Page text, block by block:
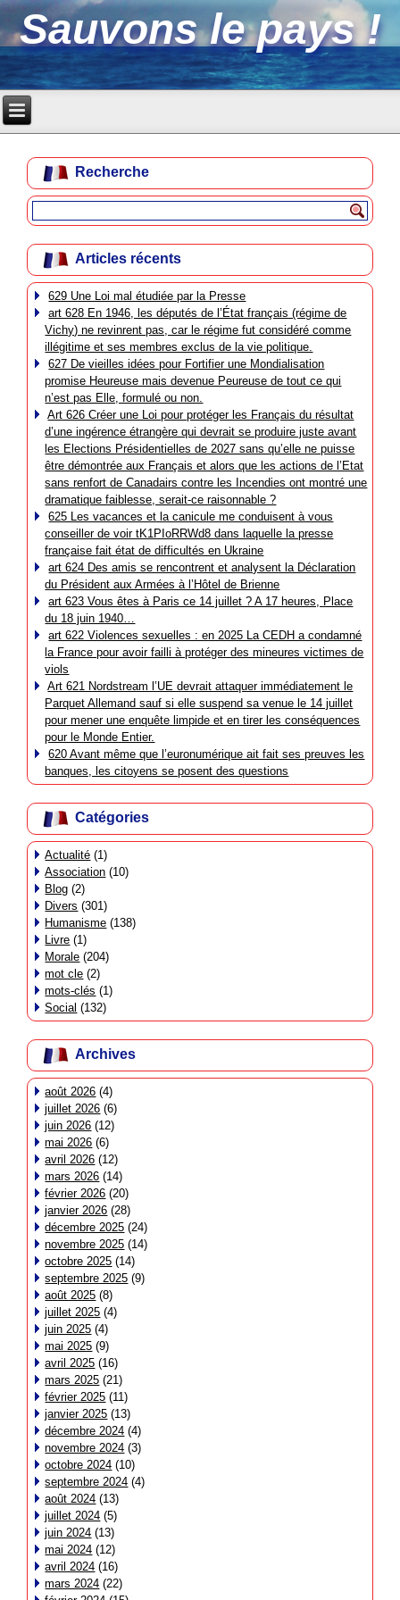
Sauvons le pays !
Recherche
Articles récents
629 Une Loi mal étudiée par la Presse
art 628 En 1946, les députés de l’État français (régime de
Vichy) ne revinrent pas, car le régime fut considéré comme
illégitime et ses membres exclus de la vie politique.
627 De vieilles idées pour Fortifier une Mondialisation
promise Heureuse mais devenue Peureuse de tout ce qui
n’est pas Elle, formulé ou non.
Art 626 Créer une Loi pour protéger les Français du résultat
d’une ingérence étrangère qui devrait se produire juste avant
les Elections Présidentielles de 2027 sans qu’elle ne puisse
être démontrée aux Français et alors que les actions de l’Etat
sans renfort de Canadairs contre les Incendies ont montré une
dramatique faiblesse, serait-ce raisonnable ?
625 Les vacances et la canicule me conduisent à vous
conseiller de voir tK1PIoRRWd8 dans laquelle la presse
française fait état de difficultés en Ukraine
art 624 Des amis se rencontrent et analysent la Déclaration
du Président aux Armées à l’Hôtel de Brienne
art 623 Vous êtes à Paris ce 14 juillet ? A 17 heures, Place
du 18 juin 1940…
art 622 Violences sexuelles : en 2025 La CEDH a condamné
la France pour avoir failli à protéger des mineures victimes de
viols
Art 621 Nordstream l’UE devrait attaquer immédiatement le
Parquet Allemand sauf si elle suspend sa venue le 14 juillet
pour mener une enquête limpide et en tirer les conséquences
pour le Monde Entier.
620 Avant même que l’euronumérique ait fait ses preuves les
banques, les citoyens se posent des questions
Catégories
Actualité (1)
Association (10)
Blog (2)
Divers (301)
Humanisme (138)
Livre (1)
Morale (204)
mot cle (2)
mots-clés (1)
Social (132)
Archives
août 2026 (4)
juillet 2026 (6)
juin 2026 (12)
mai 2026 (6)
avril 2026 (12)
mars 2026 (14)
février 2026 (20)
janvier 2026 (28)
décembre 2025 (24)
novembre 2025 (14)
octobre 2025 (14)
septembre 2025 (9)
août 2025 (8)
juillet 2025 (4)
juin 2025 (4)
mai 2025 (9)
avril 2025 (16)
mars 2025 (21)
février 2025 (11)
janvier 2025 (13)
décembre 2024 (4)
novembre 2024 (3)
octobre 2024 (10)
septembre 2024 (4)
août 2024 (13)
juillet 2024 (5)
juin 2024 (13)
mai 2024 (12)
avril 2024 (16)
mars 2024 (22)